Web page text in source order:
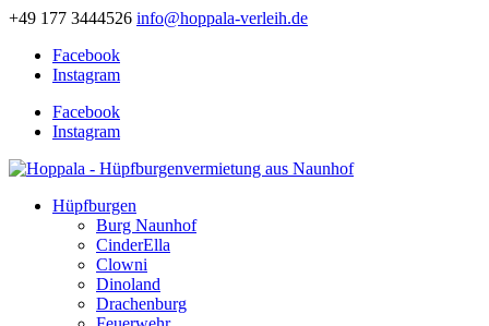
+49 177 3444526 info@hoppala-verleih.de
Facebook
Instagram
Facebook
Instagram
Hüpfburgen
Burg Naunhof
CinderElla
Clowni
Dinoland
Drachenburg